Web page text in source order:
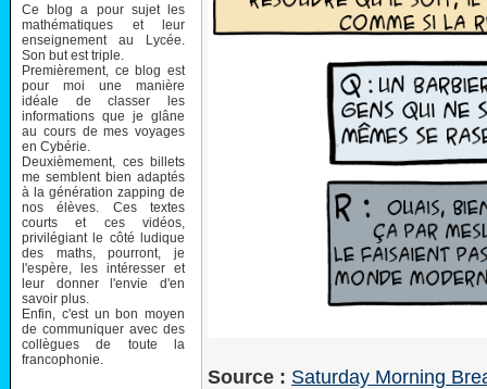
Ce blog a pour sujet les
mathématiques et leur
enseignement au Lycée.
Son but est triple.
Premièrement, ce blog est
pour moi une manière
idéale de classer les
informations que je glâne
au cours de mes voyages
en Cybérie.
Deuxièmement, ces billets
me semblent bien adaptés
à la génération zapping de
nos élèves. Ces textes
courts et ces vidéos,
privilégiant le côté ludique
des maths, pourront, je
l'espère, les intéresser et
leur donner l'envie d'en
savoir plus.
Enfin, c'est un bon moyen
de communiquer avec des
collègues de toute la
francophonie.
Source : Saturday Morning